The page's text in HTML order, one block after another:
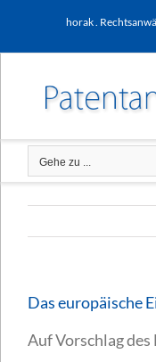
horak .
Gehe zu ...
Das europäische
Auf Vorschlag